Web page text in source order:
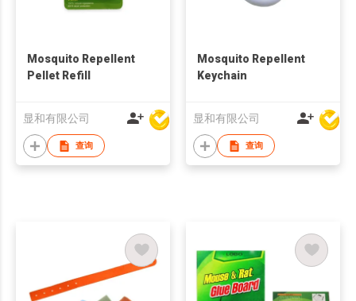
Mosquito Repellent
Pellet Refill
显和有限公司
查询
Mosquito Repellent
Keychain
显和有限公司
查询